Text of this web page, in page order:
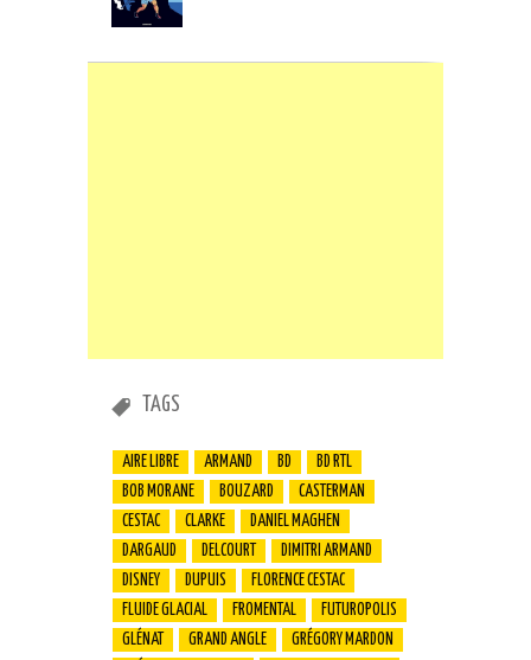
TAGS
AIRE LIBRE ARMAND BD
BD RTL
BOB MORANE
BOUZARD
CASTERMAN
CESTAC
CLARKE
DANIEL MAGHEN
DARGAUD
DELCOURT
DIMITRI ARMAND
DISNEY
DUPUIS
FLORENCE CESTAC
FLUIDE GLACIAL
FROMENTAL
FUTUROPOLIS
GLÉNAT
GRAND ANGLE
GRÉGORY MARDON